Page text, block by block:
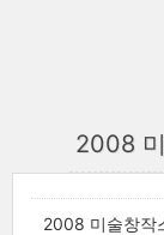
2008
2008 미술창작